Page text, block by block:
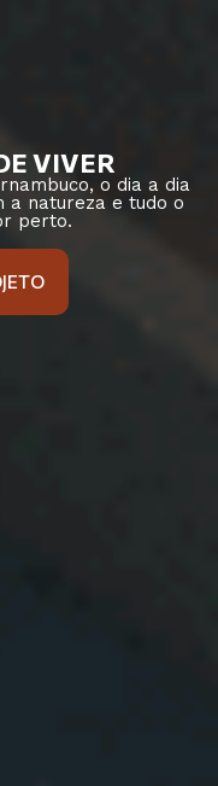
VIVER
o dia a dia
a natureza e tudo o
perto.